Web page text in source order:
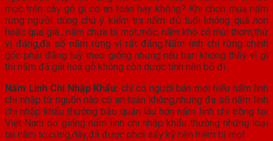
mọc trên cây gỗ gì có an toàn hay không? Khi chọn mua nấm
rừng người dùng chú ý kiểm tra nấm đủ tuổi không quá non
hoặc quá già , nấm chưa bị mọt,mốc, nấm khô có mùi thơm,thử
vị đắng,đa số nấm rừng vị rất đắng.Nấm linh chi rừng chính
gốc phải đắng tuỳ theo giống nhưng nếu bạn không thấy vị gì
thì nấm đã già hoá gỗ không còn dược tính nên bỏ đi.
Nấm Linh Chi Nhập Khẩu: chỉ có người bán mới hiểu nấm linh
chi nhập từ nguồn nào có an toàn không,nhưng đa số nấm linh
chi nhập khẩu thường bảo quản lâu hơn nấm linh chi trồng tại
Việt Nam do giống nấm linh chi nhập khẩu thường những loại
tai nấm to,cứng,dày,đã được phơi sấy kỹ nên hiếm bị mọt.